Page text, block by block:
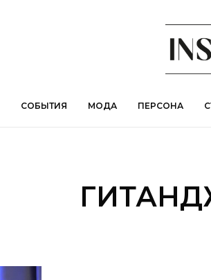
СОБЫТИЯ МОДА ПЕРСОНА